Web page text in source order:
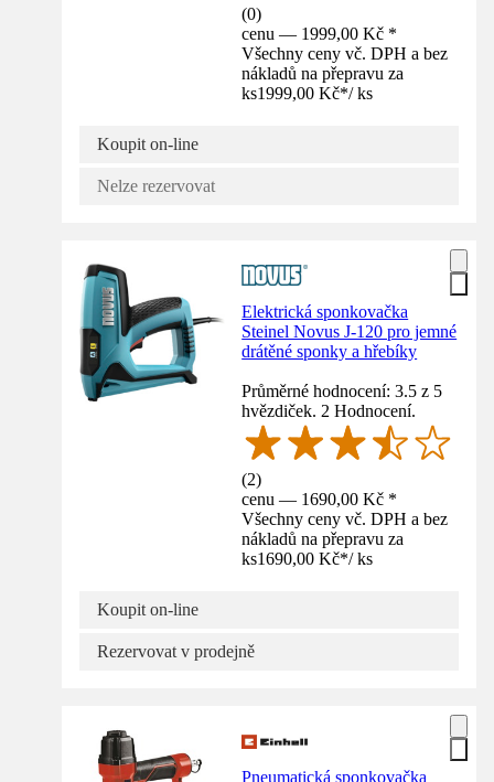
(0)
cenu — 1999,00 Kč *
Všechny ceny vč. DPH a bez
nákladů na přepravu za
ks1999,00 Kč*/ ks
Koupit on-line
Nelze rezervovat
Elektrická sponkovačka
Steinel Novus J-120 pro jemné
drátěné sponky a hřebíky
Průměrné hodnocení: 3.5 z 5
hvězdiček. 2 Hodnocení.
(2)
cenu — 1690,00 Kč *
Všechny ceny vč. DPH a bez
nákladů na přepravu za
ks1690,00 Kč*/ ks
Koupit on-line
Rezervovat v prodejně
Pneumatická sponkovačka